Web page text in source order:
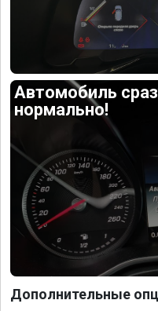
Автомобиль
нормально!
Дополнительные